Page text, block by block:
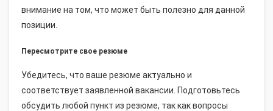
внимание на том, что может быть полезно для данной
позиции.
Пересмотрите свое резюме
Убедитесь, что ваше резюме актуально и
соответствует заявленной вакансии. Подготовьтесь
обсудить любой пункт из резюме, так как вопросы